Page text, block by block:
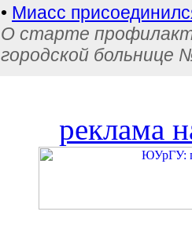
• Миасс
О старте
городской больнице
реклама